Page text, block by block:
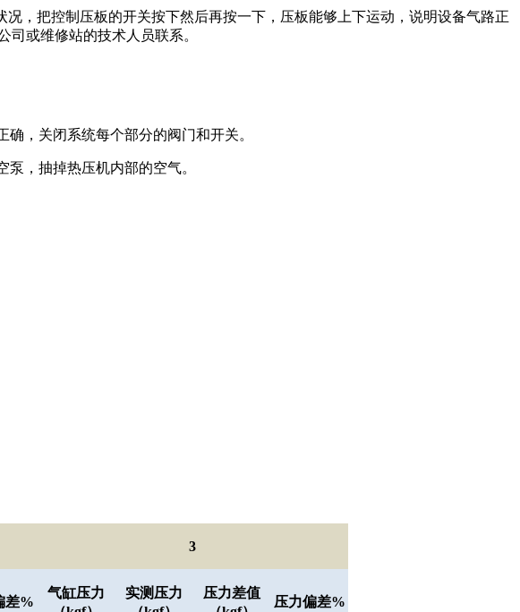
，把控制压板的开关按下然后再按一下，压板能够上下运动，说明设备气路正
或维修站的技术人员联系。
，关闭系统每个部分的阀门和开关。
，抽掉热压机内部的空气。
3
差%
气缸压力
实测压力
压力差值
压力偏差%